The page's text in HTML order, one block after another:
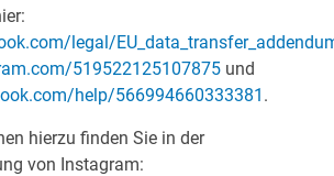
legal/
519522125107875 und
help/566994660333381 .
hierzu finden Sie in der
von Instagram: